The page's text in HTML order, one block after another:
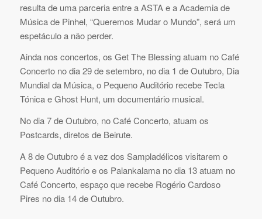
resulta de uma parceria entre a ASTA e a Academia de
Música de Pinhel, “Queremos Mudar o Mundo”, será um
espetáculo a não perder.
Ainda nos concertos, os Get The Blessing atuam no Café
Concerto no dia 29 de setembro, no dia 1 de Outubro, Dia
Mundial da Música, o Pequeno Auditório recebe Tecla
Tónica e Ghost Hunt, um documentário musical.
No dia 7 de Outubro, no Café Concerto, atuam os
Postcards, diretos de Beirute.
A 8 de Outubro é a vez dos Sampladélicos visitarem o
Pequeno Auditório e os Palankalama no dia 13 atuam no
Café Concerto, espaço que recebe Rogério Cardoso
Pires no dia 14 de Outubro.